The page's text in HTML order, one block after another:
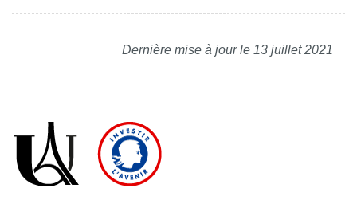
Dernière mise à jour le 13 juillet 2021